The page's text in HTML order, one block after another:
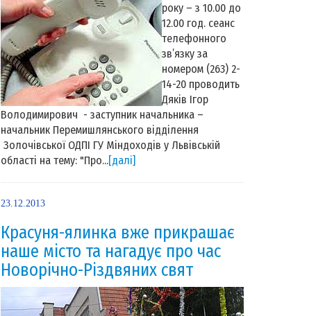
року – з 10.00 до
12.00 год. сеанс
телефонного
зв’язку за
номером (263) 2-
14-20 проводить
Дяків Ігор
Володимирович - заступник начальника –
начальник Перемишлянського відділення
Золочівської ОДПІ ГУ Міндоходів у Львівській
області на тему: "Про...[далі]
23.12.2013
Красуня-ялинка вже прикрашає
наше місто та нагадує про час
Новорічно-Різдвяних свят